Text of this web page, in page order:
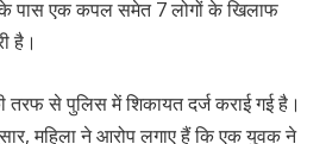
के पास एक कपल समेत 7 लोगों के खिलाफ
है।
तरफ से पुलिस में शिकायत दर्ज कराई गई है।
महिला ने आरोप लगाए हैं कि एक युवक ने